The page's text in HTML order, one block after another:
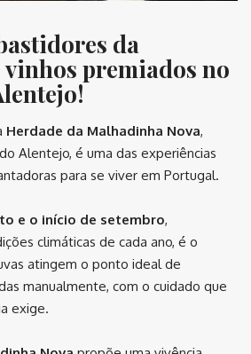
da
premiados no
Herdade da Malhadinha Nova,
Alentejo, é uma das experiências
para se viver em Portugal.
e o início de setembro,
climáticas de cada ano, é o
atingem o ponto ideal de
manualmente, com o cuidado que
exige.